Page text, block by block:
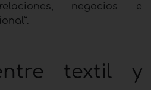
negocios e
textil y